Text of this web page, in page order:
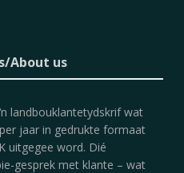
About us
landbouklantetydskrif wat
jaar in gedrukte formaat
uitgegee word. Dié
gesprek met klante – wat